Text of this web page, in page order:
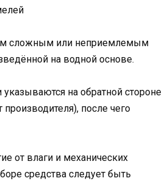
сложным или неприемлемым
на водной основе.
указываются на обратной стороне
после чего
от влаги и механических
средства следует быть